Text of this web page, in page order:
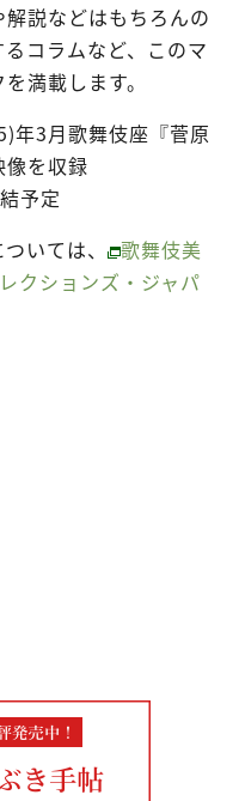
説などはもちろんの
コラムなど、このマ
満載します。
年3月歌舞伎座『菅原
を収録
予定
いては、
歌舞伎美
クションズ・ジャパ